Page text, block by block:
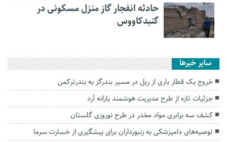
حادثه انفجار گاز منزل مسکونی در
گنبدکاووس
سایر خبرها
خروج یک قطار باری از ریل در مسیر بندرگز به بندرترکمن
جزئیات تازه از طرح مدیریت هوشمند یارانه آرد
کشف سه برابری مواد مخدر در طرح نوروزی گلستان
توصیه‌های دامپزشکی به زنبورداران برای پیشگیری از خسارت سرما